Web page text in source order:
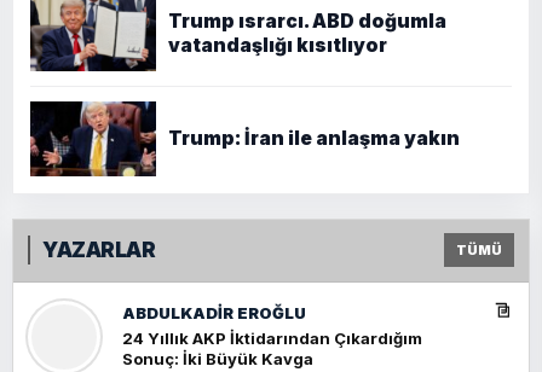
Trump ısrarcı. ABD doğumla
vatandaşlığı kısıtlıyor
Trump: İran ile anlaşma yakın
YAZARLAR TÜMÜ
ABDULKADIR EROĞLU
24 Yıllık AKP İktidarından Çıkardığım
Sonuç: İki Büyük Kavga